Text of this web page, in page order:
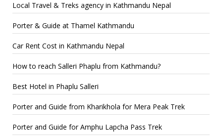
Local Travel & Treks agency in Kathmandu Nepal
Porter & Guide at Thamel Kathmandu
Car Rent Cost in Kathmandu Nepal
How to reach Salleri Phaplu from Kathmandu?
Best Hotel in Phaplu Salleri
Porter and Guide from Kharikhola for Mera Peak Trek
Porter and Guide for Amphu Lapcha Pass Trek